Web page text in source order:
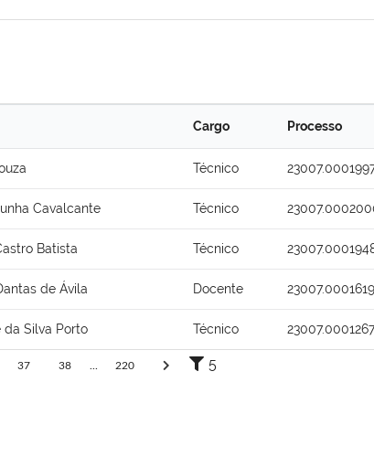
Cargo Processo
Técnico
Cavalcante Técnico
Batista Técnico
de Ávila Docente
da Silva Porto Técnico
37 38 220 5